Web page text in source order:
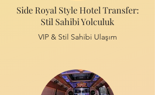
Side Royal Style Hotel Transfer:
Stil Sahibi Yolculuk
VIP & Stil Sahibi Ulaşım